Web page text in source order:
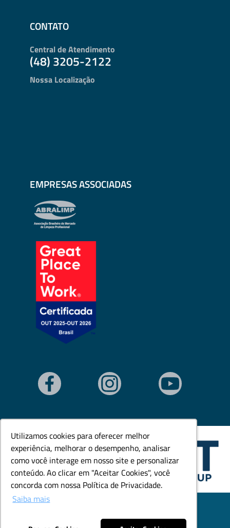
Utilizamos cookies para oferecer melhor
experiência, melhorar o desempenho, analisar
como você interage em nosso site e personalizar
conteúdo. Ao clicar em "Aceitar Cookies", você
concorda com nossa Política de Privacidade.
Saiba mais
Utilizamos cookies para oferecer melhor
experiência, melhorar o desempenho, analisar
como você interage em nosso site e personalizar
conteúdo. Ao clicar em "Aceitar Cookies", você
concorda com nossa Política de Privacidade.
Saiba mais
CONTATO
Central de Atendimento
(48) 3205-2122
Nossa Localização
EMPRESAS ASSOCIADAS
© Todos os direitos reservados. Goedert Ltda - CNPJ: